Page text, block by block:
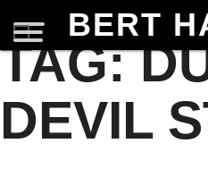
BERT
TAG:
DEVIL